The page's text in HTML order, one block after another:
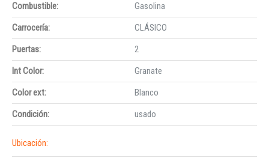
Combustible:
Gasolina
Carrocería:
CLÁSICO
Puertas:
2
Int Color:
Granate
Color ext:
Blanco
Condición:
usado
Ubicación: